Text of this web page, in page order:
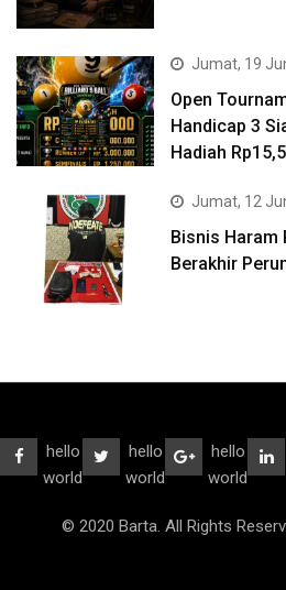
Jumat, 19
Open
Handicap 3
Hadiah
Jumat, 12
Bisnis Haram
Berakhir
hello
world
hello
world
hello
world
© 2020 Barta. All Rights